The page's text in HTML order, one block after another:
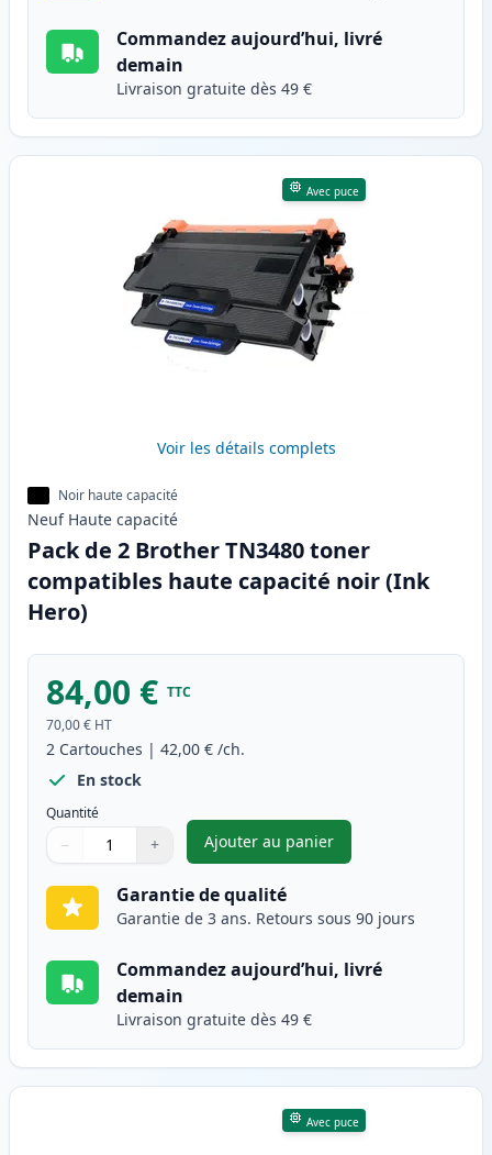
Commandez aujourd’hui, livré
demain
Livraison gratuite dès 49 €
Avec puce
Voir les détails complets
Noir haute capacité
Neuf Haute capacité
Pack de 2 Brother TN3480 toner
compatibles haute capacité noir (Ink
Hero)
84,00 € TTC
70,00 € HT
2 Cartouches | 42,00 € /ch.
En stock
Quantité
Quantité
Utilisez les boutons pour ajuster
− +
Quantité
Ajouter au panier
,Pack de 2 Brother TN3480
Garantie de qualité
Garantie de 3 ans. Retours sous 90 jours
Commandez aujourd’hui, livré
demain
Livraison gratuite dès 49 €
Avec puce